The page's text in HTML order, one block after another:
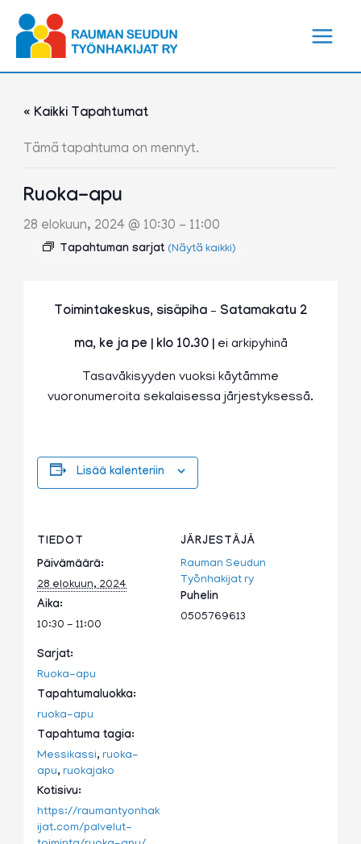
sisältöön
« Kaikki Tapahtumat
Tämä tapahtuma on mennyt.
Ruoka-apu
28 elokuun, 2024 @ 10:30 - 11:00
Tapahtuman sarjat (Näytä kaikki)
Toimintakeskus, sisäpiha – Satamakatu 2
ma, ke ja pe | klo 10.30 | ei arkipyhinä
Tasaväkisyyden vuoksi käytämme
vuoronumeroita sekalaisessa järjestyksessä.
Lisää kalenteriin
TIEDOT
Päivämäärä:
28 elokuun, 2024
Aika:
10:30 - 11:00
Sarjat:
Ruoka-apu
Tapahtumaluokka:
ruoka-apu
Tapahtuma tagia:
Messikassi,ruoka-
apu,ruokajako
Kotisivu:
https://raumantyonhak
ijat.com/palvelut-
JÄRJESTÄJÄ
Rauman Seudun
Työnhakijat ry
Puhelin
0505769613